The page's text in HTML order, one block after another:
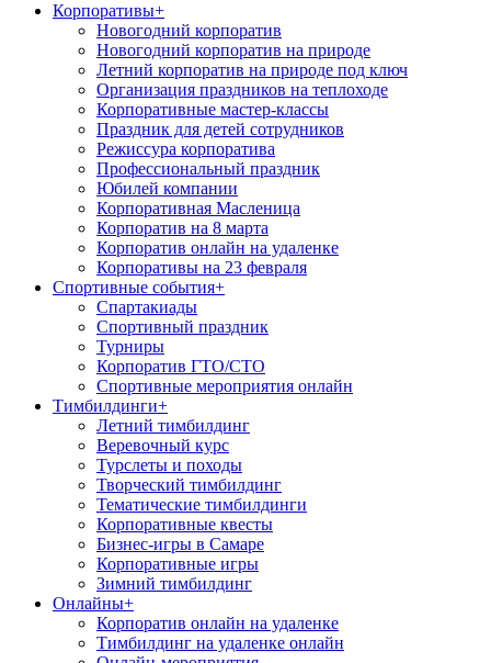
Корпоративы+
Новогодний корпоратив
Новогодний корпоратив на природе
Летний корпоратив на природе под ключ
Организация праздников на теплоходе
Корпоративные мастер-классы
Праздник для детей сотрудников
Режиссура корпоратива
Профессиональный праздник
Юбилей компании
Корпоративная Масленица
Корпоратив на 8 марта
Корпоратив онлайн на удаленке
Корпоративы на 23 февраля
Спортивные события+
Спартакиады
Спортивный праздник
Турниры
Корпоратив ГТО/СТО
Спортивные мероприятия онлайн
Тимбилдинги+
Летний тимбилдинг
Веревочный курс
Турслеты и походы
Творческий тимбилдинг
Тематические тимбилдинги
Корпоративные квесты
Бизнес-игры в Самаре
Корпоративные игры
Зимний тимбилдинг
Онлайны+
Корпоратив онлайн на удаленке
Тимбилдинг на удаленке онлайн